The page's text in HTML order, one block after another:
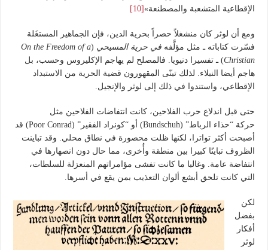
الإقطاعية المتشعبة والمصطنعة»[10]
ومع أن لوثر كان منشغلاً حصراً بحرية الدين، فإن الجماهير المستغَلة
فسّرت كتاباته ـ مثل مؤلَّفهفي حرية المسيحي (
On the Freedom of a
Christian) ـ تفسيرا دنيويا. فالمصلح لم يهاجم الإكليروس وحسب، بل
هاجم أيضا النبلاء. لذلك تبنّى المقهورون قضية الحرية من الاستبداد
الإقطاعي، واستندوا في ذلك إلى لوثر والإنجيل.
حتى قبل اندلاع حرب الفلاحين، كانت انتفاضات الفلاحين مثل
حركة “حذاء الرباط” (Bundschuh) أو “كونراد الفقير” (Poor Conrad) قد
أصبحت أكثر تواترا، لكنها ظلت محصورة في نطاق محلي. وقد تباينت
الظروف تباينًا كبيرا بين منطقة وأُخرى، مما حال دون انصهارها في
انتفاضة عامة. وغالبا ما كانت تفشى مؤامراتهم المنعزلة للسلطات،
التي كانت تلحق أبشع ألوان التعذيب بمن يقع في أسرها.
لكن
بفضل
أفكار
لوثر